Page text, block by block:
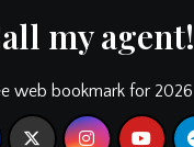
my agent!
web bookmark for 2026